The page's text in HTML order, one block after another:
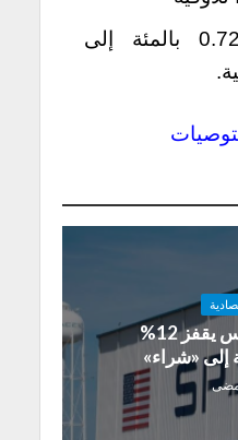
انخفض البلاديوم 0.72 بالمئة إلى
سهم سبيس إكس يقفز 12%
إلى «شراء»
مضى